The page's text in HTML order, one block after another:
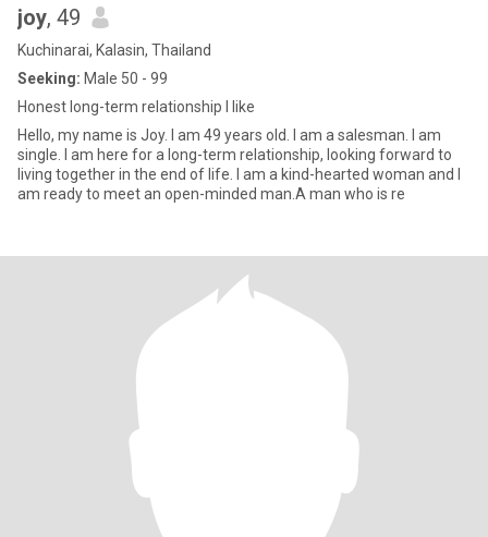
joy, 49
Kuchinarai, Kalasin, Thailand
Seeking: Male 50 - 99
Honest long-term relationship I like
Hello, my name is Joy. I am 49 years old. I am a salesman. I am
single. I am here for a long-term relationship, looking forward to
living together in the end of life. I am a kind-hearted woman and I
am ready to meet an open-minded man.A man who is re